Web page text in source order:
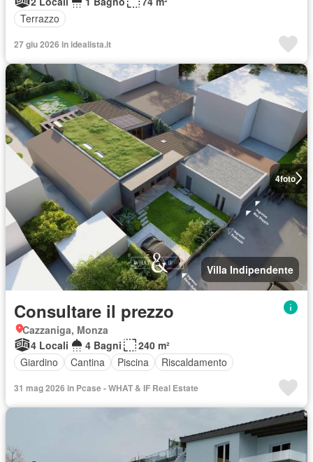
Terrazzo
27 giu 2026 in idealista.it
4foto
Villa Indipendente
Consultare il prezzo
Cazzaniga, Monza
4 Locali
4 Bagni
240 m²
Giardino
Cantina Piscina Riscaldamento
31 mag 2026 in Pcase - WHAT & IF Real Estate